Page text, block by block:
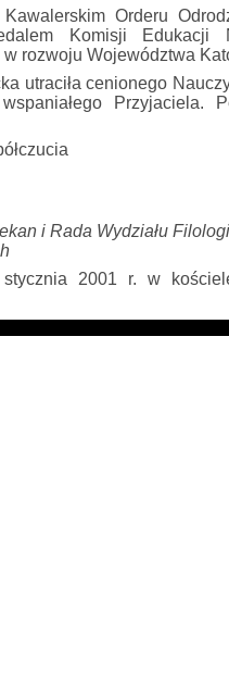
Orderu
Komisji Edukacji
w rozwoju Województwa
utraciła cenionego
Przyjaciela.
i Rada Wydziału
2001 r. w